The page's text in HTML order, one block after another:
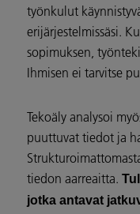
työnkulut
erijärjestelmissäsi.
sopimuksen,
Ihmisen ei tarvitse
Tekoäly analysoi
puuttuvat tiedot ja
tiedon aarreaitta.
jotka antavat